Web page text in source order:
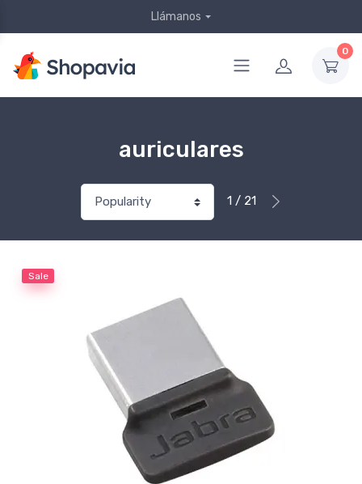
Llámanos
0
auriculares
1 / 21
Sale